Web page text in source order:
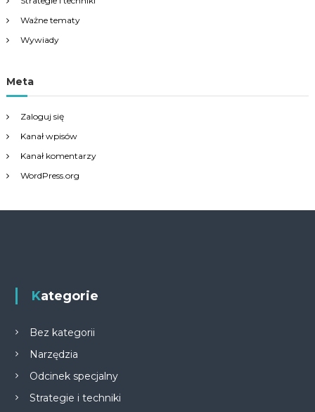
Ważne tematy
Wywiady
Meta
Zaloguj się
Kanał wpisów
Kanał komentarzy
WordPress.org
Kategorie
Bez kategorii
Narzędzia
Odcinek specjalny
Strategie i techniki